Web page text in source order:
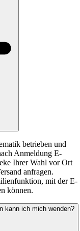
betrieben und
Anmeldung E-
Ihrer Wahl vor Ort
anfragen.
mit der E-
können.
kann ich mich wenden?